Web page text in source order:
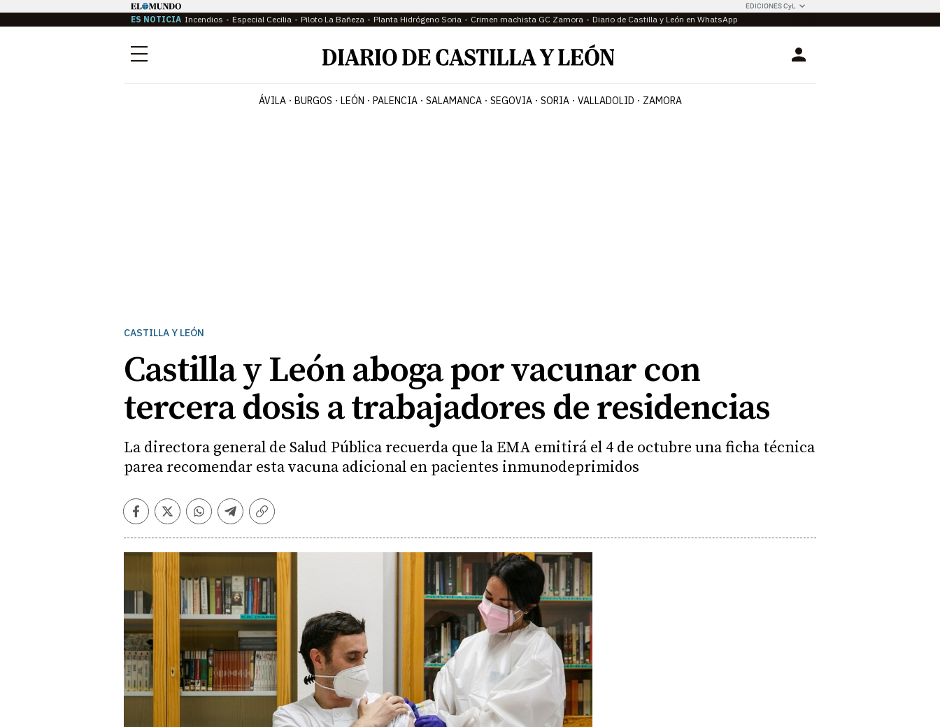
EDICIONES CyL
ES NOTICIA Incendios Especial Cecilia Piloto La Bañeza Planta Hidrógeno Soria Crimen machista GC Zamora Diario de Castilla y León en WhatsApp
Menú Login
ÁVILA BURGOS LEÓN PALENCIA SALAMANCA SEGOVIA SORIA VALLADOLID ZAMORA
CASTILLA Y LEÓN
Castilla y León aboga por vacunar con
tercera dosis a trabajadores de residencias
La directora general de Salud Pública recuerda que la EMA emitirá el 4 de octubre una ficha técnica
parea recomendar esta vacuna adicional en pacientes inmunodeprimidos
Facebook
TwitterWhatsapp
Telegram
Copiar